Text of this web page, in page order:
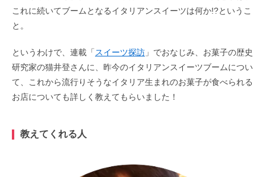
これに続いてブームとなるイタリアンスイーツは何か!?というこ
と。
というわけで、連載「 スイーツ探訪 」でおなじみ、お菓子の歴史
研究家の猫井登さんに、昨今のイタリアンスイーツブームについ
て、これから流行りそうなイタリア生まれのお菓子が食べられる
お店についても詳しく教えてもらいました！
教えてくれる人